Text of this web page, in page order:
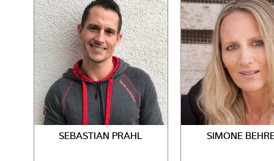
SEBASTIAN PRAHL SIMONE